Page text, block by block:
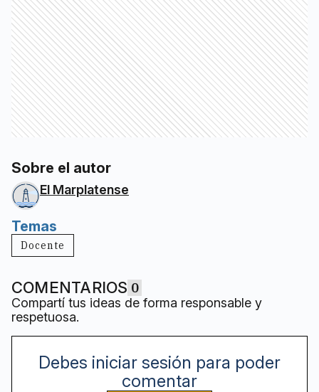
Sobre el autor
El Marplatense
Temas
Docente
COMENTARIOS 0
Compartí tus ideas de forma responsable y
respetuosa.
Debes iniciar sesión para poder
comentar